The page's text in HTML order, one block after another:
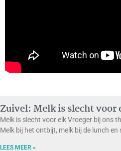
Zuivel: Melk is slecht voor
Melk is slecht voor elk Vroeger bij ons
Melk bij het ontbijt, melk bij de lunch en
LEES MEER »